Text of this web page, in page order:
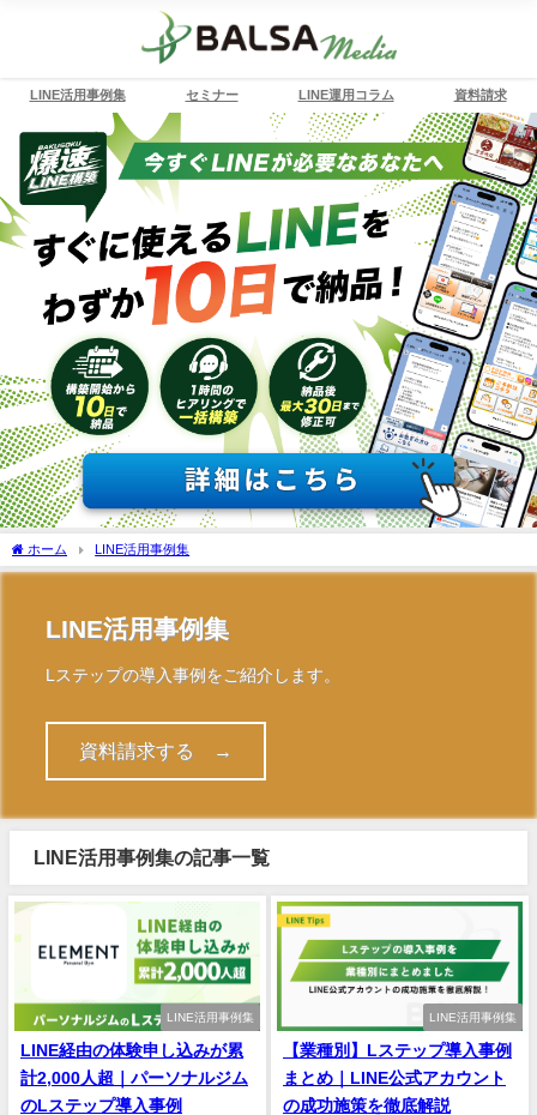
LINE活用事例集 セミナー LINE運用コラム 資料請求
ホーム LINE活用事例集
LINE活用事例集
Lステップの導入事例をご紹介します。
資料請求する →
LINE活用事例集の記事一覧
LINE活用事例集
LINE経由の体験申し込みが累
計2,000人超｜パーソナルジム
のLステップ導入事例
LINE活用事例集
【業種別】Lステップ導入事例
まとめ｜LINE公式アカウント
の成功施策を徹底解説